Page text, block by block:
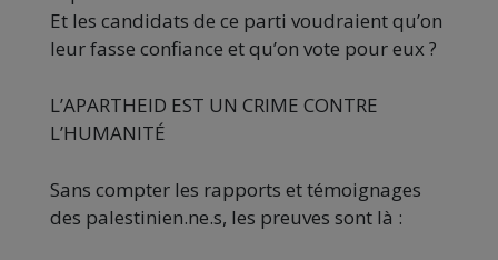
Et les candidats de ce parti voudraient qu’on
leur fasse confiance et qu’on vote pour eux ?
L’APARTHEID EST UN CRIME CONTRE
L’HUMANITÉ
Sans compter les rapports et témoignages
des palestinien.ne.s, les preuves sont là :